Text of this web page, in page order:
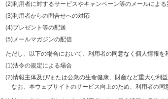
(2)利用者に対するサービスやキャンペーン等のメールによ
(3)利用者からの問合せへの対応
(4)プレゼント等の配送
(5)メールマガジンの配信
ただし、以下の場合において、利用者の同意なく個人情報を
(1)法令の規定による場合
(2)情報主体及び/または公衆の生命健康、財産など重大な利
なお、本ウェブサイトのサービス向上のため、利用者の